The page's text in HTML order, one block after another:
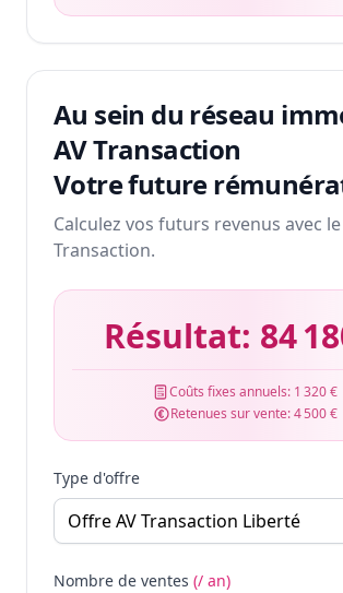
Au sein du réseau
AV Transaction
Votre future
Calculez vos futurs revenus avec
Transaction.
Résultat: 84
Coûts fixes annuels: 1 320 €
Retenues sur vente:4 500 €
Type d'offre
Nombre de ventes (/ an)